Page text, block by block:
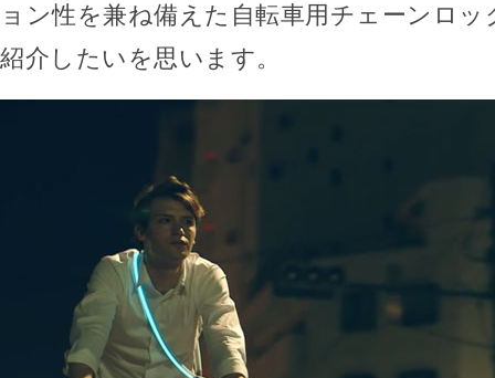
ョン性を兼ね備えた自転車用チェーンロ
紹介したいを思います。